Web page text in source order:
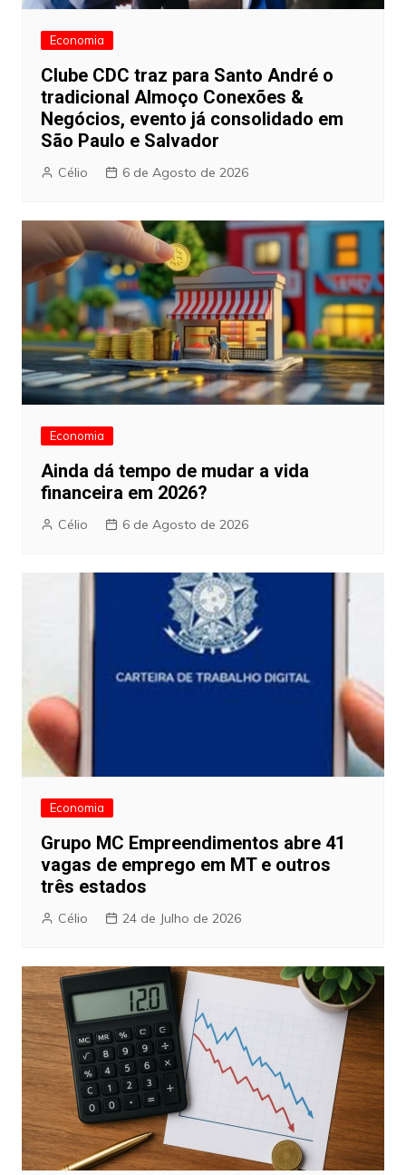
Economia
Clube CDC traz para Santo André o
tradicional Almoço Conexões &
Negócios, evento já consolidado em
São Paulo e Salvador
Célio 6 de Agosto de 2026
Economia
Ainda dá tempo de mudar a vida
financeira em 2026?
Célio 6 de Agosto de 2026
Economia
Grupo MC Empreendimentos abre 41
vagas de emprego em MT e outros
três estados
Célio 24 de Julho de 2026